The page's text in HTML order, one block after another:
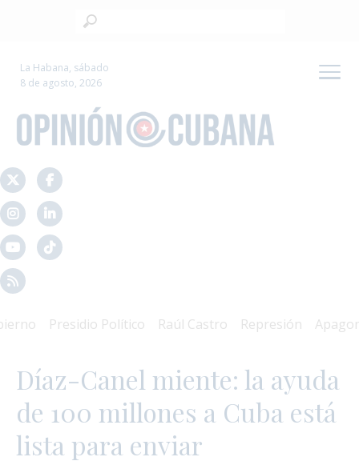
La Habana, sábado
8 de agosto, 2026
Presidio Político Raúl Castro Represión Apagones
Díaz-Canel miente: la ayuda
de 100 millones a Cuba está
lista para enviar